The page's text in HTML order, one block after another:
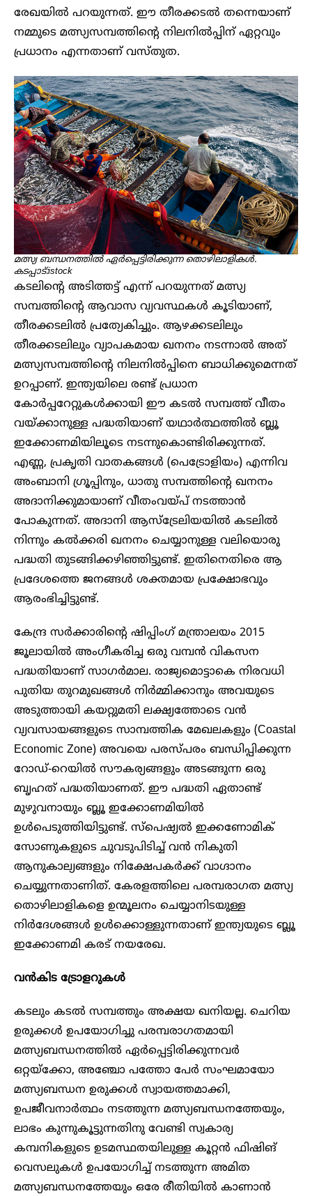
രേഖയിൽ പറയുന്നത്. ഈ തീരക്കടൽ തന്നെയാണ്
നമ്മുടെ മത്സ്യസമ്പത്തിന്റെ നിലനിൽപ്പിന് ഏറ്റവും
പ്രധാനം എന്നതാണ് വസ്തുത.
മത്സ്യ ബന്ധനത്തിൽ ഏർപ്പെട്ടിരിക്കുന്ന തൊഴിലാളികൾ.
കടപ്പാട്:istock
കടലിന്റെ അടിത്തട്ട് എന്ന് പറയുന്നത് മത്സ്യ
സമ്പത്തിന്റെ ആവാസ വ്യവസ്ഥകൾ കൂടിയാണ്,
തീരക്കടലിൽ പ്രത്യേകിച്ചും. ആഴക്കടലിലും
തീരക്കടലിലും വ്യാപകമായ ഖനനം നടന്നാൽ അത്
മത്സ്യസമ്പത്തിന്റെ നിലനിൽപ്പിനെ ബാധിക്കുമെന്നത്
ഉറപ്പാണ്. ഇന്ത്യയിലെ രണ്ട് പ്രധാന
കോർപ്പറേറ്റുകൾക്കായി ഈ കടൽ സമ്പത്ത് വീതം
വയ്ക്കാനുള്ള പദ്ധതിയാണ് യഥാർത്ഥത്തിൽ ബ്ലൂ
ഇക്കോണമിയിലൂടെ നടന്നുകൊണ്ടിരിക്കുന്നത്.
എണ്ണ, പ്രകൃതി വാതകങ്ങൾ (പെട്രോളിയം) എന്നിവ
അംബാനി ഗ്രൂപ്പിനും, ധാതു സമ്പത്തിന്റെ ഖനനം
അദാനിക്കുമായാണ് വീതംവയ്പ് നടത്താൻ
പോകുന്നത്. അദാനി ആസ്‌ട്രേലിയയിൽ കടലിൽ
നിന്നും കൽക്കരി ഖനനം ചെയ്യാനുള്ള വലിയൊരു
പദ്ധതി തുടങ്ങിക്കഴിഞ്ഞിട്ടുണ്ട്. ഇതിനെതിരെ ആ
പ്രദേശത്തെ ജനങ്ങൾ ശക്തമായ പ്രക്ഷോഭവും
ആരംഭിച്ചിട്ടുണ്ട്.
കേന്ദ്ര സർക്കാരിന്റെ ഷിപ്പിംഗ് മന്ത്രാലയം 2015
ജൂലായിൽ അംഗീകരിച്ച ഒരു വമ്പൻ വികസന
പദ്ധതിയാണ് സാഗർമാല. രാജ്യമൊട്ടാകെ നിരവധി
പുതിയ തുറമുഖങ്ങൾ നിർമ്മിക്കാനും അവയുടെ
അടുത്തായി കയറ്റുമതി ലക്ഷ്യത്തോടെ വൻ
വ്യവസായങ്ങളുടെ സാമ്പത്തിക മേഖലകളും (Coastal
Economic Zone) അവയെ പരസ്പരം ബന്ധിപ്പിക്കുന്ന
റോഡ്-റെയിൽ സൗകര്യങ്ങളും അടങ്ങുന്ന ഒരു
ബൃഹത് പദ്ധതിയാണത്. ഈ പദ്ധതി ഏതാണ്ട്
മുഴുവനായും ബ്ലൂ ഇക്കോണമിയിൽ
ഉൾപെടുത്തിയിട്ടുണ്ട്. സ്‌പെഷ്യൽ ഇക്കണോമിക്
സോണുകളുടെ ചുവടുപിടിച്ച് വൻ നികുതി
ആനുകാല്യങ്ങളും നിക്ഷേപകർക്ക് വാഗ്ദാനം
ചെയ്യുന്നതാണിത്. കേരളത്തിലെ പരമ്പരാഗത മത്സ്യ
തൊഴിലാളികളെ ഉന്മൂലനം ചെയ്യാനിടയുള്ള
നിർദേശങ്ങൾ ഉൾക്കൊള്ളുന്നതാണ് ഇന്ത്യയുടെ ബ്ലൂ
ഇക്കോണമി കരട് നയരേഖ.
വൻകിട ട്രോളറുകൾ
കടലും കടൽ സമ്പത്തും അക്ഷയ ഖനിയല്ല. ചെറിയ
ഉരുക്കൾ ഉപയോഗിച്ചു പരമ്പരാഗതമായി
മത്സ്യബന്ധനത്തിൽ ഏർപ്പെട്ടിരിക്കുന്നവർ
ഒറ്റയ്ക്കോ, അഞ്ചോ പത്തോ പേർ സംഘമായോ
മത്സ്യബന്ധന ഉരുക്കൾ സ്വായത്തമാക്കി,
ഉപജീവനാർത്ഥം നടത്തുന്ന മത്സ്യബന്ധനത്തേയും,
ലാഭം കുന്നുകൂട്ടുന്നതിനു വേണ്ടി സ്വകാര്യ
കമ്പനികളുടെ ഉടമസ്ഥതയിലുള്ള കൂറ്റൻ ഫിഷിങ്
വെസലുകൾ ഉപയോഗിച്ച് നടത്തുന്ന അമിത
മത്സ്യബന്ധനത്തേയും ഒരേ രീതിയിൽ കാണാൻ